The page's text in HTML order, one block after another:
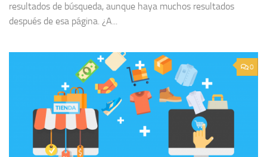
resultados de búsqueda, aunque haya muchos resultados
después de esa página. ¿A...
0